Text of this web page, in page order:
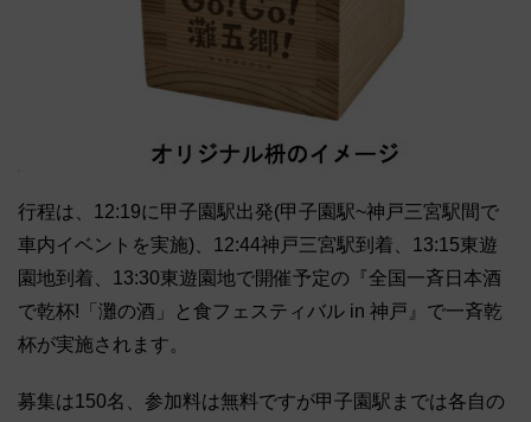
行程は、12:19に甲子園駅出発(甲子園駅~神戸三宮駅間で
車内イベントを実施)、12:44神戸三宮駅到着、13:15東遊
園地到着、13:30東遊園地で開催予定の『全国一斉日本酒
で乾杯!「灘の酒」と食フェスティバル in 神戸』で一斉乾
杯が実施されます。
募集は150名、参加料は無料ですが甲子園駅までは各自の